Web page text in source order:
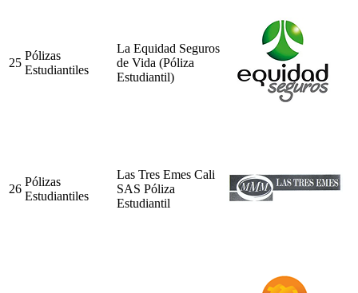
25
Pólizas
Estudiantiles
La Equidad Seguros
de Vida (Póliza
Estudiantil)
26
Pólizas
Estudiantiles
Las Tres Emes Cali
SAS Póliza
Estudiantil